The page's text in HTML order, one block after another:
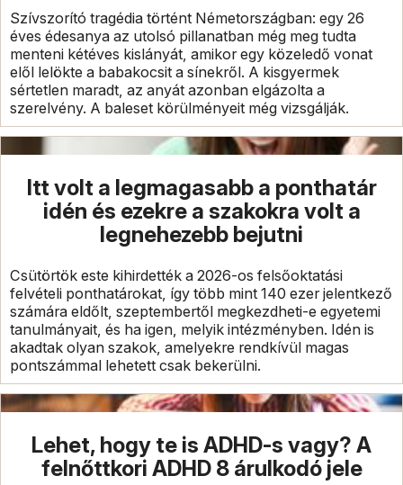
Szívszorító tragédia történt Németországban: egy 26
éves édesanya az utolsó pillanatban még meg tudta
menteni kétéves kislányát, amikor egy közeledő vonat
elől lelökte a babakocsit a sínekről. A kisgyermek
sértetlen maradt, az anyát azonban elgázolta a
szerelvény. A baleset körülményeit még vizsgálják.
Itt volt a legmagasabb a ponthatár
idén és ezekre a szakokra volt a
legnehezebb bejutni
Csütörtök este kihirdették a 2026-os felsőoktatási
felvételi ponthatárokat, így több mint 140 ezer jelentkező
számára eldőlt, szeptembertől megkezdheti-e egyetemi
tanulmányait, és ha igen, melyik intézményben. Idén is
akadtak olyan szakok, amelyekre rendkívül magas
pontszámmal lehetett csak bekerülni.
Lehet, hogy te is ADHD-s vagy? A
felnőttkori ADHD 8 árulkodó jele